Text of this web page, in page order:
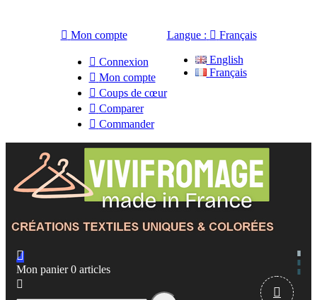
 Mon compte
 Connexion
 Mon compte
 Coups de cœur
 Comparer
 Commander
Langue :  Français
English
Français

Mon panier 0 articles

